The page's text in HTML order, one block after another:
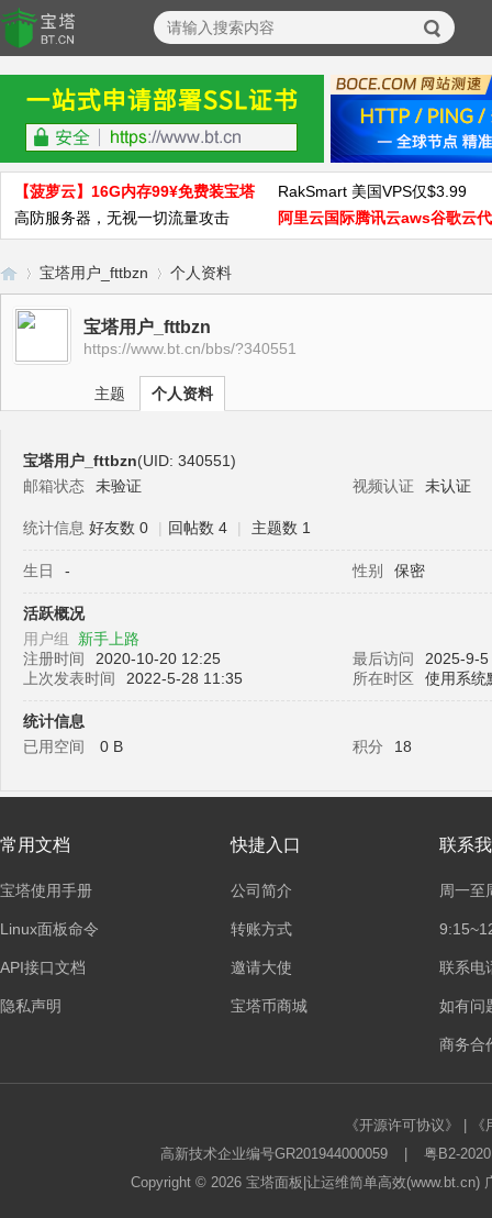
【菠萝云】16G内存99¥免费装宝塔
RakSmart 美国VPS仅$3.99
高防服务器，无视一切流量攻击
阿里云国际腾讯云aws谷歌云
宝›
宝塔用户_fttbzn 个人资料
宝塔用户_fttbzn
https://www.bt.cn/bbs/?340551
主题 个人资料
宝塔用户_fttbzn(UID: 340551)
邮箱状态
未验证 视频认证 未认证
统计信息 好友数 0 | 回帖数 4 | 主题数 1
生日 - 性别 保密
活跃概况
用户组 新手上路
注册时间
2020-10-20 12:25 最后访问
2025-9-
上次发表时间
2022-5-28 11:35 所在时区 使用系统
统计信息
已用空间
0 B 积分 18
常用文档
宝塔使用手册
Linux面板命令
API接口文档
隐私声明
快捷入口
公司简介
转账方式
邀请大使
宝塔币商城
联系
周一至
联系电
如有问
商务合
《开源许可协议》
高新技术企业编号GR201944000059
粤B2-
Copyright © 2026 宝塔面板 |让运维简单高效